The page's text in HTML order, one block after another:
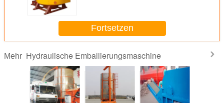
Fortsetzen
Mehr Hydraulische Emballierungsmaschine